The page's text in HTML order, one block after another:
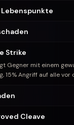
Lebenspunkte
Strike
Gegner mit einem
15% Angriff auf alle vor
Cleave